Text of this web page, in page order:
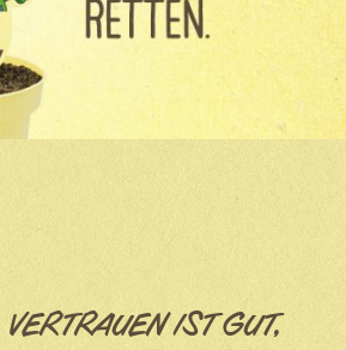
VERTRAUEN IST GUT,